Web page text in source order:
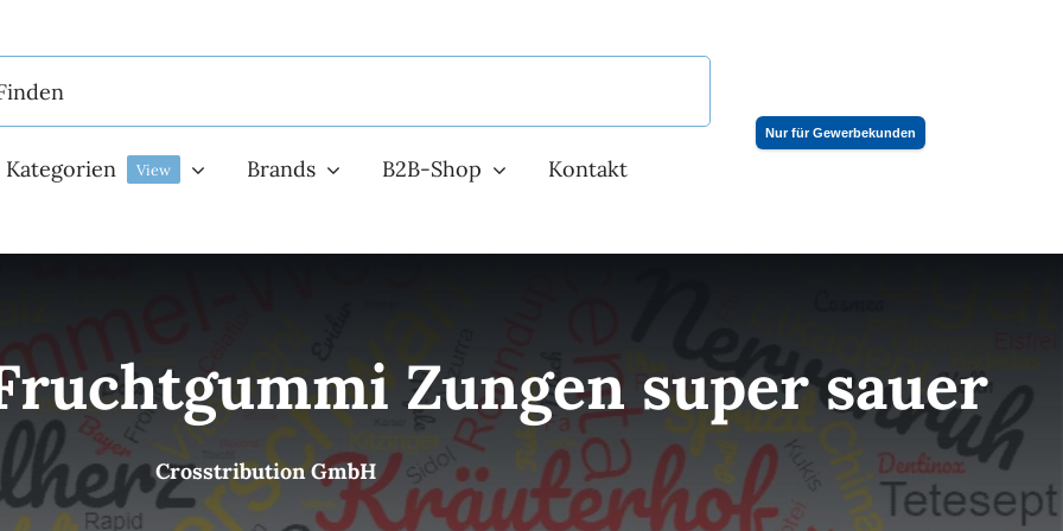
Kategorien View Brands B2B-Shop Kontakt
Nur für Gewerbekunden
Zungen super sauer
Crosstribution GmbH